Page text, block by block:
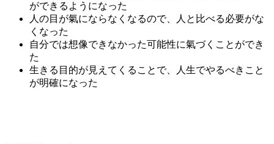
ができるようになった
人の目が氣にならなくなるので、
人と比べる必要がな
くなった
自分では想像できなかった可能性に氣づくことができ
た
生きる目的が見えてくることで、
人生でやるべきこと
が明確になった